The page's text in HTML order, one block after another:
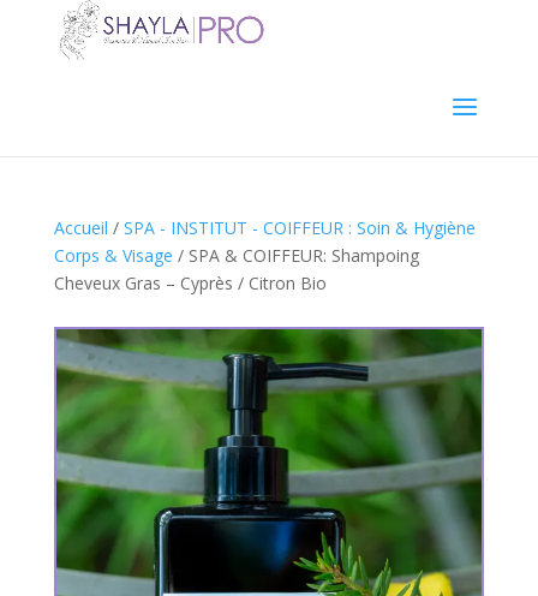
Accueil / SPA - INSTITUT - COIFFEUR : Soin & Hygiène
Corps & Visage / SPA & COIFFEUR: Shampoing
Cheveux Gras – Cyprès / Citron Bio